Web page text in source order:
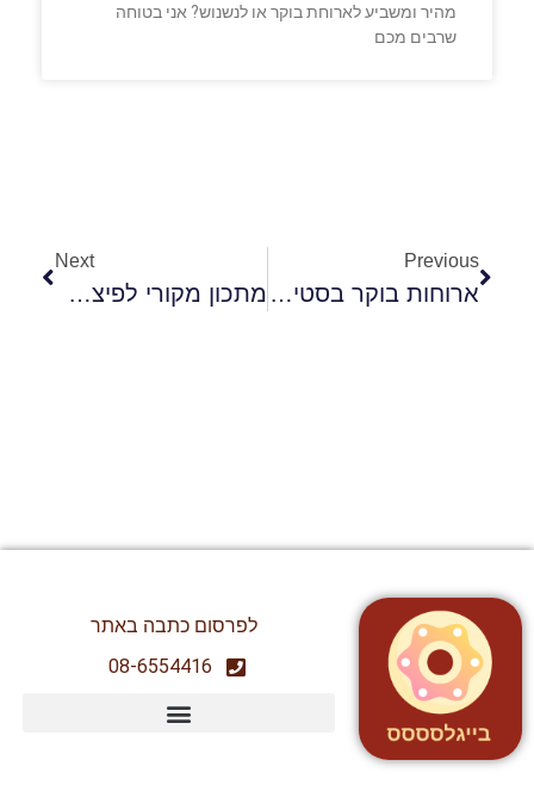
מהיר ומשביע לארוחת בוקר או לנשנוש? אני בטוחה
שרבים מכם
Previous
ארוחות בוקר בסטייל בייגלססס !
Next
מתכון מקורי לפיצה בהכנה ביתית !
לפרסום כתבה באתר
08-6554416